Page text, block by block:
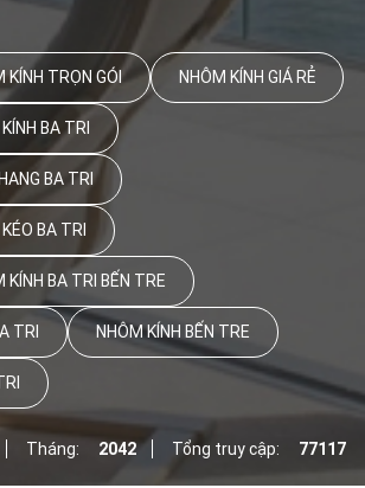
KÍNH TRỌN GÓI NHÔM KÍNH GIÁ RẺ
BA TRI
BA TRI
BA TRI
KÍNH BA TRI BẾN TRE
TRI NHÔM KÍNH BẾN TRE
Tháng: 2042 Tổng truy cập: 77117